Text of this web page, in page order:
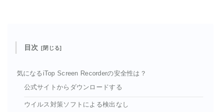
目次
気になるiTop Screen Recorderの安全性は？
公式サイトからダウンロードする
ウイルス対策ソフトによる検出なし